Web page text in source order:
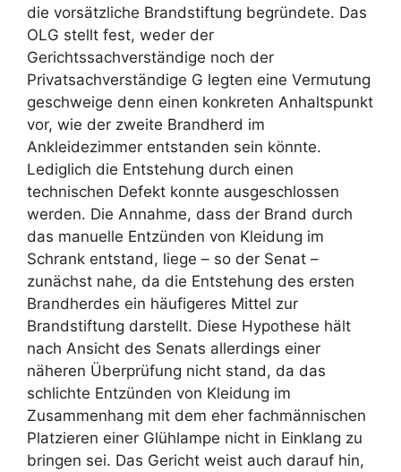
die vorsätzliche Brandstiftung begründete. Das
OLG stellt fest, weder der
Gerichtssachverständige noch der
Privatsachverständige G legten eine Vermutung
geschweige denn einen konkreten Anhaltspunkt
vor, wie der zweite Brandherd im
Ankleidezimmer entstanden sein könnte.
Lediglich die Entstehung durch einen
technischen Defekt konnte ausgeschlossen
werden. Die Annahme, dass der Brand durch
das manuelle Entzünden von Kleidung im
Schrank entstand, liege – so der Senat –
zunächst nahe, da die Entstehung des ersten
Brandherdes ein häufigeres Mittel zur
Brandstiftung darstellt. Diese Hypothese hält
nach Ansicht des Senats allerdings einer
näheren Überprüfung nicht stand, da das
schlichte Entzünden von Kleidung im
Zusammenhang mit dem eher fachmännischen
Platzieren einer Glühlampe nicht in Einklang zu
bringen sei. Das Gericht weist auch darauf hin,